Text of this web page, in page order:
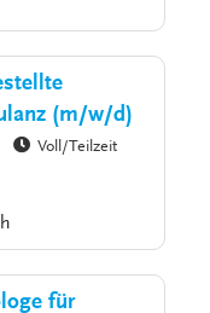
(m/w/d)
Voll/Teilzeit
für